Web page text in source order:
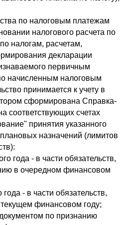
по налоговым платежам
налогового расчета по
налогам, расчетам,
декларации
первичным
начисленным налоговым
принимается к учету в
сформирована Справка-
соответствующих счетах
принятия указанного
плановых назначений (лимитов
года - в части обязательств,
в очередном финансовом
- в части обязательств,
финансовом году;
по признанию